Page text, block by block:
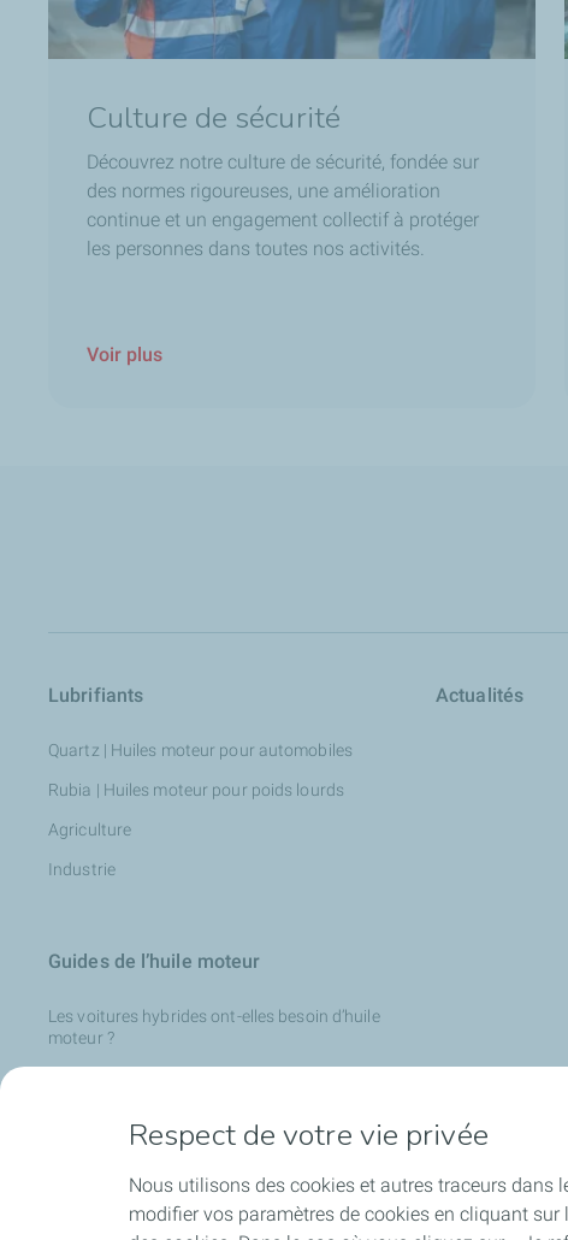
Culture de sécurité
Découvrez notre culture de sécurité, fondée sur
des normes rigoureuses, une amélioration
continue et un engagement collectif à protéger
les personnes dans toutes nos activités.
Voir plus
Lubrifiants
Quartz | Huiles moteur pour automobiles
Rubia | Huiles moteur pour poids lourds
Agriculture
Industrie
Actualités
Guides de l’huile moteur
Les voitures hybrides ont-elles besoin d’huile
moteur ?
Les voitures hybrides ont-elles besoin d’huile
Rôle et avantages de l’huile moteur
Respect de votre vie privée
Nous utilisons des cookies et autres traceurs dans
modifier vos paramètres de cookies en cliquant sur